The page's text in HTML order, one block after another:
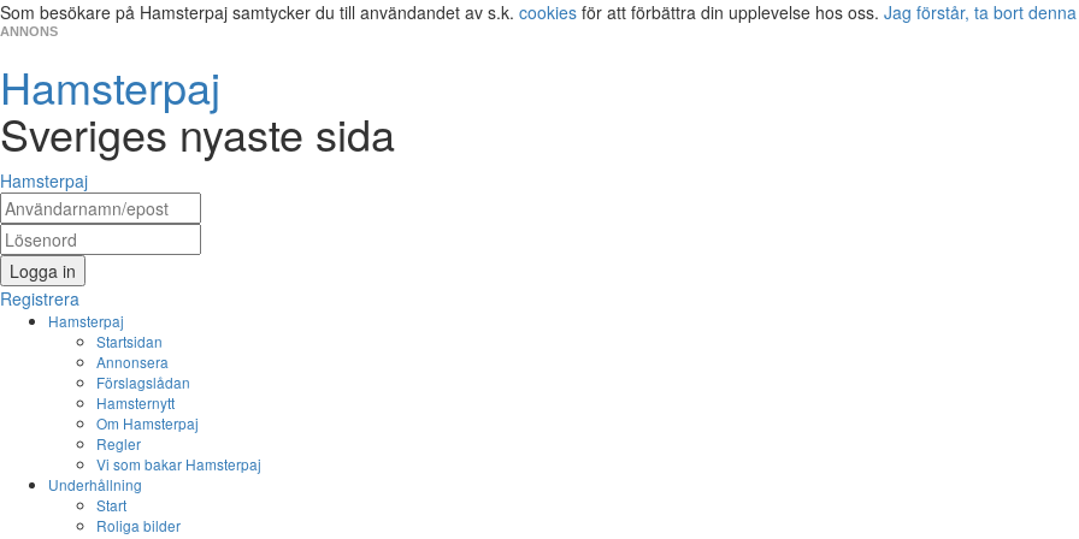
Som besökare på Hamsterpaj samtycker du till användandet av s.k. cookies för att förbättra din upplevelse hos oss. Jag förstår, ta bort
ANNONS
Hamsterpaj
Sveriges nyaste sida
Hamsterpaj
Logga in
Registrera
Hamsterpaj
Startsidan
Annonsera
Förslagslådan
Hamsternytt
Om Hamsterpaj
Regler
Vi som bakar Hamsterpaj
Underhållning
Start
Roliga bilder